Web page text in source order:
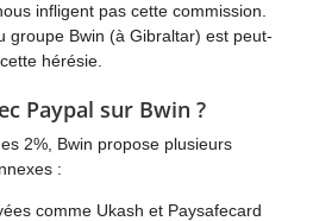
infligent pas cette commission.
groupe Bwin (à Gibraltar) est peut-
hérésie.
Paypal sur Bwin ?
2%, Bwin propose plusieurs
:
comme Ukash et Paysafecard